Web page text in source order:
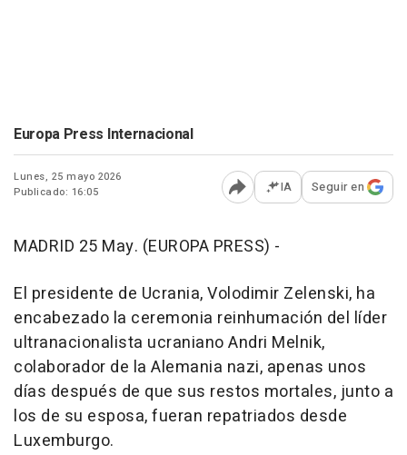
Europa Press Internacional
Lunes, 25 mayo 2026
Publicado: 16:05
Abrir opciones para
IA Seguir en
MADRID 25 May. (EUROPA PRESS) -
El presidente de Ucrania, Volodimir Zelenski, ha
encabezado la ceremonia reinhumación del líder
ultranacionalista ucraniano Andri Melnik,
colaborador de la Alemania nazi, apenas unos
días después de que sus restos mortales, junto a
los de su esposa, fueran repatriados desde
Luxemburgo.